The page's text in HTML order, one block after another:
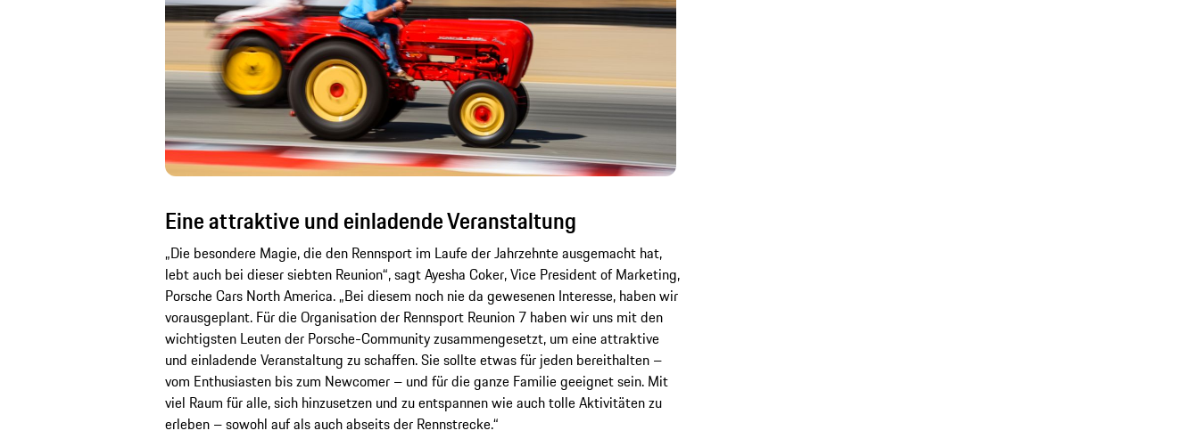
Eine attraktive und einladende Veranstaltung
„Die besondere Magie, die den Rennsport im Laufe der Jahrzehnte ausgemacht hat,
lebt auch bei dieser siebten Reunion“, sagt Ayesha Coker, Vice President of Marketing,
Porsche Cars North America. „Bei diesem noch nie da gewesenen Interesse, haben wir
vorausgeplant. Für die Organisation der Rennsport Reunion 7 haben wir uns mit den
wichtigsten Leuten der Porsche-Community zusammengesetzt, um eine attraktive
und einladende Veranstaltung zu schaffen. Sie sollte etwas für jeden bereithalten –
vom Enthusiasten bis zum Newcomer – und für die ganze Familie geeignet sein. Mit
viel Raum für alle, sich hinzusetzen und zu entspannen wie auch tolle Aktivitäten zu
erleben – sowohl auf als auch abseits der Rennstrecke.“